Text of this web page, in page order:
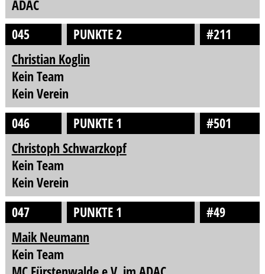
ADAC
045
PUNKTE 2
#211
Christian Koglin
Kein Team
Kein Verein
046
PUNKTE 1
#501
Christoph Schwarzkopf
Kein Team
Kein Verein
047
PUNKTE 1
#49
Maik Neumann
Kein Team